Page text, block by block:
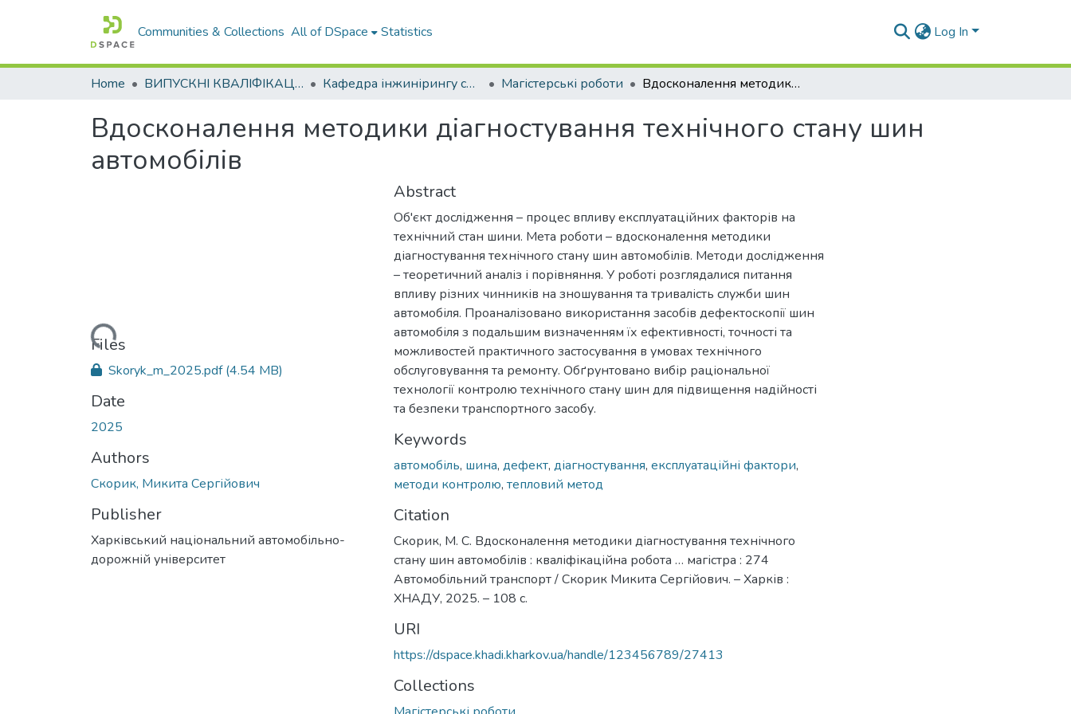
Communities & Collections All of DSpace Statistics Log In
Home ВИПУСКНІ КВАЛІФІКАЦІЙНІ РОБОТИ Кафедра інжинірингу систем автомобільного транспорту Магістерські роботи Вдосконалення методики діагностування технічного стану шин автомобілів
Вдосконалення методики діагностування технічного стану шин
автомобілів
Loading...
Files
Skoryk_m_2025.pdf(4.54 MB)
Date
2025
Authors
Скорик, Микита Сергійович
Publisher
Харківський національний автомобільно-
дорожній університет
Abstract
Об'єкт дослідження – процес впливу експлуатаційних факторів на
технічний стан шини. Мета роботи – вдосконалення методики
діагностування технічного стану шин автомобілів. Методи дослідження
– теоретичний аналіз і порівняння. У роботі розглядалися питання
впливу різних чинників на зношування та тривалість служби шин
автомобіля. Проаналізовано використання засобів дефектоскопії шин
автомобіля з подальшим визначенням їх ефективності, точності та
можливостей практичного застосування в умовах технічного
обслуговування та ремонту. Обґрунтовано вибір раціональної
технології контролю технічного стану шин для підвищення надійності
та безпеки транспортного засобу.
Keywords
автомобіль, шина, дефект, діагностування, експлуатаційні фактори,
методи контролю, тепловий метод
Citation
Скорик, М. С. Вдосконалення методики діагностування технічного
стану шин автомобілів : кваліфікаційна робота … магістра : 274
Автомобільний транспорт / Скорик Микита Сергійович. – Харків :
ХНАДУ, 2025. – 108 с.
URI
https://dspace.khadi.kharkov.ua/handle/123456789/27413
Collections